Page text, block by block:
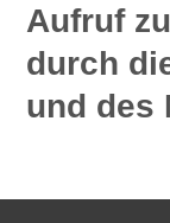
Aufruf
durch
und des